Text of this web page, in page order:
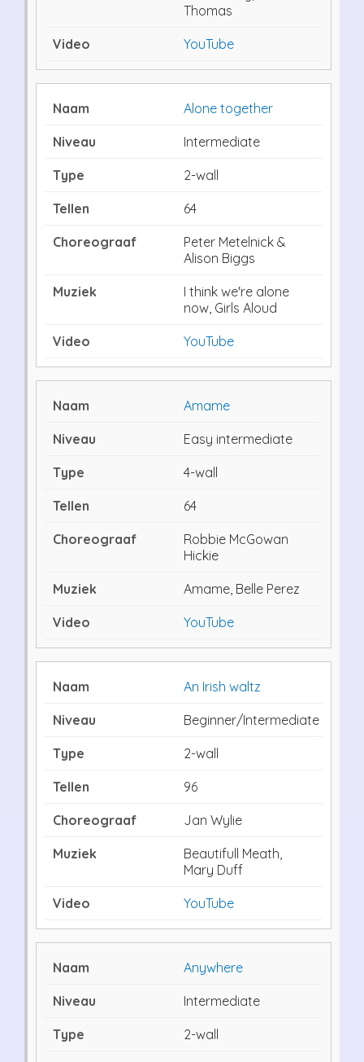
Thomas
YouTube
Alone together
Intermediate
2-wall
64
Peter Metelnick &
Alison Biggs
I think we're alone
now, Girls Aloud
YouTube
Amame
Easy intermediate
4-wall
64
Robbie McGowan
Hickie
Amame, Belle Perez
YouTube
An Irish waltz
Beginner/Intermediate
2-wall
96
Jan Wylie
Beautifull Meath,
Mary Duff
YouTube
Anywhere
Intermediate
2-wall